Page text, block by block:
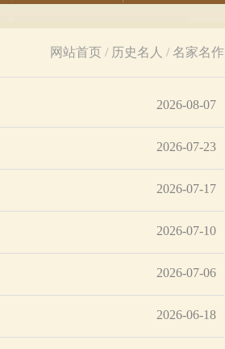
网站首页 / 历史名人 / 名家名作
2026-08-07
2026-07-23
2026-07-17
2026-07-10
2026-07-06
2026-06-18